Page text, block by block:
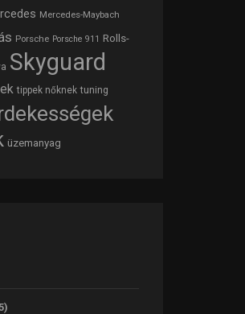
Mercedes-Maybach
Porsche Porsche 911 Rolls-
Skyguard
tippek nőknek tuning
üzemanyag